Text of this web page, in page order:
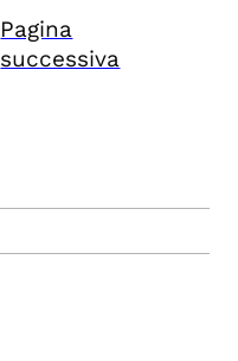
Pagina
successiva